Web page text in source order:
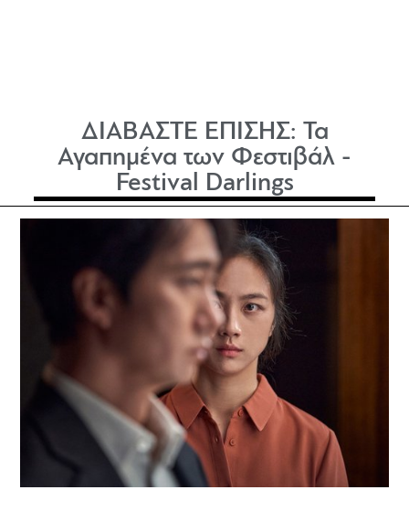
ΔΙΑΒΑΣΤΕ ΕΠΙΣΗΣ: Τα
Αγαπημένα των Φεστιβάλ -
Festival Darlings